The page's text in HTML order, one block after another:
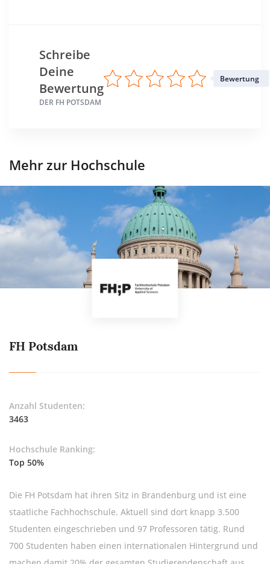
Schreibe
Deine
Bewertung
DER FH POTSDAM
Bewertung
Mehr zur Hochschule
FH Potsdam
Anzahl Studenten:
3463
Hochschule Ranking:
Top 50%
Die FH Potsdam hat ihren Sitz in Brandenburg und ist eine
staatliche Fachhochschule. Aktuell sind dort knapp 3.500
Studenten eingeschrieben und 97 Professoren tätig. Rund
700 Studenten haben einen internationalen Hintergrund und